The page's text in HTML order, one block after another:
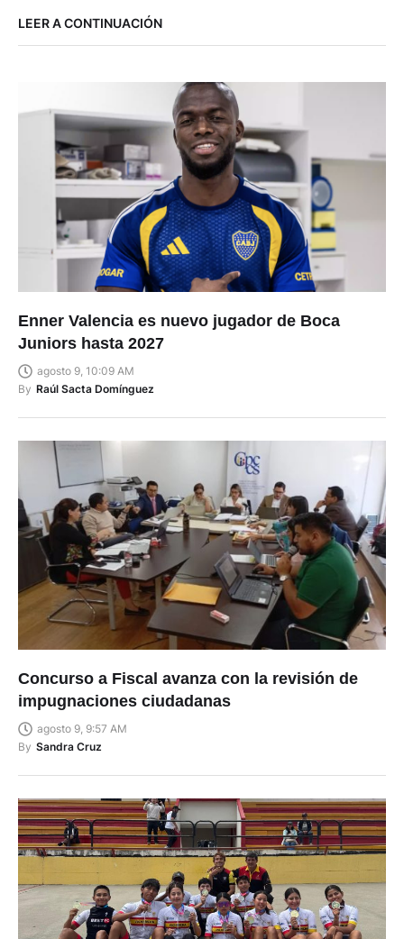
LEER A CONTINUACIÓN
Enner Valencia es nuevo jugador de Boca
Juniors hasta 2027
agosto 9, 10:09 AM
By Raúl Sacta Domínguez
Concurso a Fiscal avanza con la revisión de
impugnaciones ciudadanas
agosto 9, 9:57 AM
By Sandra Cruz